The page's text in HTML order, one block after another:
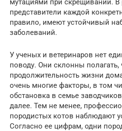
мутациями при скрещивании. В
представители каждой
правило, имеют устойчивый
заболеваний.
У ученых и ветеринаров нет
поводу. Они склонны полагать,
продолжительность жизни
очень многие факторы, в том
обстановка в семье
далее. Тем не менее,
породистых котов наблюдают
Согласно ее цифрам, одни